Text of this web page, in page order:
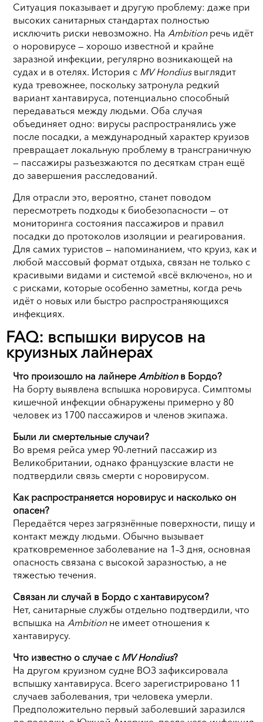
Ситуация показывает и другую проблему: даже при
высоких санитарных стандартах полностью
исключить риски невозможно. На Ambitionречь идёт
о норовирусе — хорошо известной и крайне
заразной инфекции, регулярно возникающей на
судах и в отелях. История с MV Hondiusвыглядит
куда тревожнее, поскольку затронула редкий
вариант хантавируса, потенциально способный
передаваться между людьми. Оба случая
объединяет одно: вирусы распространялись уже
после посадки, а международный характер круизов
превращает локальную проблему в трансграничную
— пассажиры разъезжаются по десяткам стран ещё
до завершения расследований.
Для отрасли это, вероятно, станет поводом
пересмотреть подходы к биобезопасности — от
мониторинга состояния пассажиров и правил
посадки до протоколов изоляции и реагирования.
Для самих туристов — напоминанием, что круиз, как и
любой массовый формат отдыха, связан не только с
красивыми видами и системой «всё включено», но и
с рисками, которые особенно заметны, когда речь
идёт о новых или быстро распространяющихся
инфекциях.
FAQ: вспышки вирусов на
круизных лайнерах
Что произошло на лайнере Ambitionв Бордо?
На борту выявлена вспышка норовируса. Симптомы
кишечной инфекции обнаружены примерно у 80
человек из 1700 пассажиров и членов экипажа.
Были ли смертельные случаи?
Во время рейса умер 90-летний пассажир из
Великобритании, однако французские власти не
подтвердили связь смерти с норовирусом.
Как распространяется норовирус и насколько он
опасен?
Передаётся через загрязнённые поверхности, пищу и
контакт между людьми. Обычно вызывает
кратковременное заболевание на 1–3 дня, основная
опасность связана с высокой заразностью, а не
тяжестью течения.
Связан ли случай в Бордо с хантавирусом?
Нет, санитарные службы отдельно подтвердили, что
вспышка на Ambitionне имеет отношения к
хантавирусу.
Что известно о случае с MV Hondius?
На другом круизном судне ВОЗ зафиксировала
вспышку хантавируса. Всего зарегистрировано 11
случаев заболевания, три человека умерли.
Предположительно первый заболевший заразился